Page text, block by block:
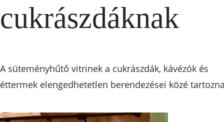
cukrászdáknak
A süteményhűtő vitrinek a cukrászdák, kávézók és
éttermek elengedhetetlen berendezései közé